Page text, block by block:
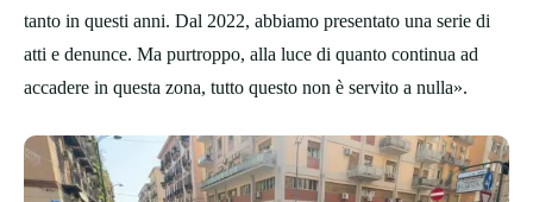
tanto in questi anni. Dal 2022, abbiamo presentato una serie di
atti e denunce. Ma purtroppo, alla luce di quanto continua ad
accadere in questa zona, tutto questo non è servito a nulla».